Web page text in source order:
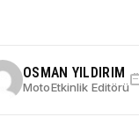
OSMAN YILDIRIM
MotoEtkinlik Editörü